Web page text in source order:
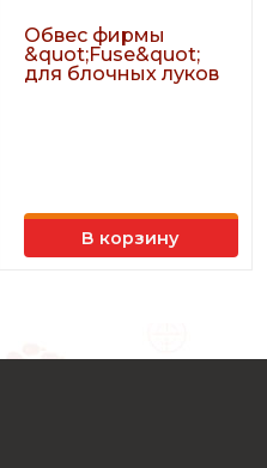
Обвес фирмы
&quot;Fuse&quot;
для блочных луков
В корзину